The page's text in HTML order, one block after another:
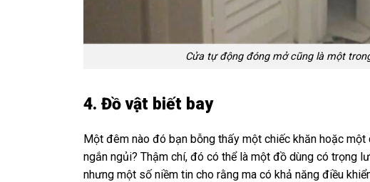
Cửa tự động đóng mở cũng là một
4. Đồ vật biết bay
Một đêm nào đó bạn bỗng thấy một chiếc khăn hoặc
ngắn ngủi? Thậm chí, đó có thể là một đồ dùng có trọng
nhưng một số niềm tin cho rằng ma có khả năng điều